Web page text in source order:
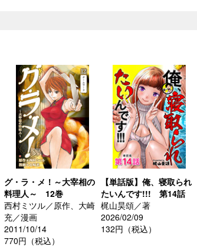
グ・ラ・メ！～大宰相の
料理人～ 12巻
西村ミツル／原作、大崎
充／漫画
2011/10/14
770円（税込）
【単話版】俺、寝取られ
たいんです!!! 第14話
梶山昊頌／著
2026/02/09
132円（税込）